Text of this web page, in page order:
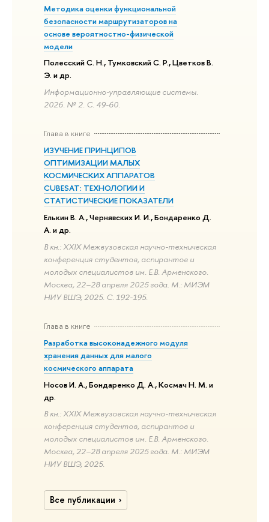
Методика оценки функциональной
безопасности маршрутизаторов на
основе вероятностно-физической
модели
Полесский С. Н., Тумковский С. Р., Цветков В.
Э. и др.
Информационно-управляющие системы.
2026. № 2. С. 49-60.
Глава в книге
ИЗУЧЕНИЕ ПРИНЦИПОВ
ОПТИМИЗАЦИИ МАЛЫХ
КОСМИЧЕСКИХ АППАРАТОВ
CUBESAT: ТЕХНОЛОГИИ И
СТАТИСТИЧЕСКИЕ ПОКАЗАТЕЛИ
Елькин В. А., Чернявских И. И., Бондаренко Д.
А. и др.
В кн.: XXIX Межвузовская научно-техническая
конференция студентов, аспирантов и
молодых специалистов им. Е.В. Арменского.
Москва, 22–28 апреля 2025 года. М.: МИЭМ
НИУ ВШЭ, 2025. С. 192-195.
Глава в книге
Разработка высоконадежного модуля
хранения данных для малого
космического аппарата
Носов И. А., Бондаренко Д. А., Космач Н. М. и
др.
В кн.: XXIX Межвузовская научно-техническая
конференция студентов, аспирантов и
молодых специалистов им. Е.В. Арменского.
Москва, 22–28 апреля 2025 года. М.: МИЭМ
НИУ ВШЭ, 2025.
Все публикации